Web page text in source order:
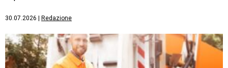
30.07.2026 Redazione